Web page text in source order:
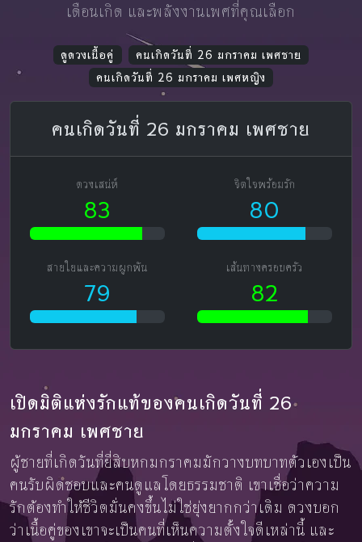
เดือนเกิด และพลังงานเพศที่คุณเลือก
ดูดวงเนื้อคู่
คนเกิดวันที่ 26 มกราคม เพศชาย
คนเกิดวันที่ 26 มกราคม เพศหญิง
คนเกิดวันที่ 26 มกราคม เพศชาย
ดวงเสน่ห์
83
จิตใจพร้อมรัก
80
สายใยและความผูกพัน
79
เส้นทางครอบครัว
82
เปิดมิติแห่งรักแท้ของคนเกิดวันที่ 26
มกราคม เพศชาย
ผู้ชายที่เกิดวันที่ยี่สิบหกมกราคมมักวางบทบาทตัวเองเป็น
คนรับผิดชอบและคนดูแลโดยธรรมชาติ เขาเชื่อว่าความ
รักต้องทำให้ชีวิตมั่นคงขึ้นไม่ใช่ยุ่งยากกว่าเดิม ดวงบอก
ว่าเนื้อคู่ของเขาจะเป็นคนที่เห็นความตั้งใจดีเหล่านี้ และ